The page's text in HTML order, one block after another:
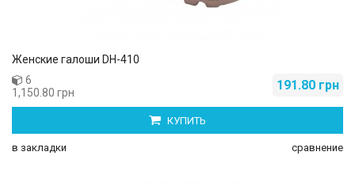
Женские галоши DH-410
191.80 грн
6
1,150.80 грн
КУПИТЬ
в закладки сравнение